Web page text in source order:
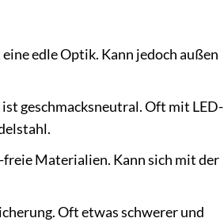
edle Optik. Kann jedoch außen
geschmacksneutral. Oft mit LED-
Materialien. Kann sich mit der
Oft etwas schwerer und